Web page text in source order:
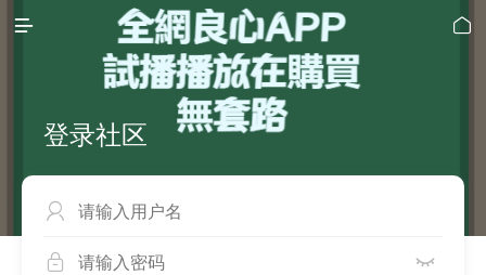
 
登录社区

 